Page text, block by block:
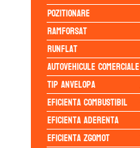
Pozitionare
Ramforsat
Runflat
Autovehicule comerciale
Tip anvelopa
Eficienta Combustibil
Eficienta Aderenta
Eficienta Zgomot